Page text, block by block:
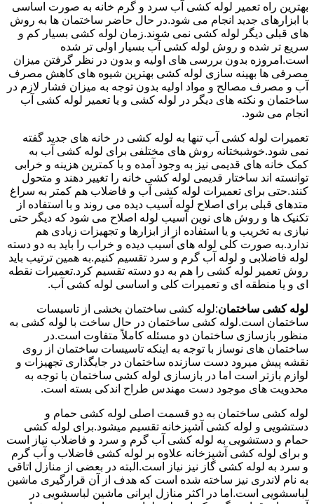
بهترین راه تعمیر لوله کشی آب سرد و گرم خانه به صورت اساسی
با ابزارهای جدید انجام می شود.در حال حاضر ساختمان ها به روش
های قبلی دیگر لوله کشی نمی شوند.زمان لوله کشی بسیار کم و
سریع تر شده و روش لوله کشی آب بسیار اولی تر شده
است.امروزه بدون بررسی های اولیه و بدون در نظر گرفتن میزان
مصرفی ها بهینه سازی لوله کشی بهترین شیوه های کاهش مصرف
آب و مصرف مصالح و مواد اولیه بدون توجه به میزان فشار لازم در
ساختمان و نکته های دیگر در لوله کشی و یا تعمیر لوله کشی آب
انجام می شود.
تعمیرات لوله کشی آب تنها به لوله کشی در خانه های جدید گفته
نمی شود.خوشبختانه روش های مختلفی برای لوله کشی آب به
کمک خانه های قدیمی نیز به وجود آمده و با کمترین هزینه و خرابی
توانسته اند ساختار قدیمی لوله کشی خانه را تغییر دهند و متحول
کنند.حتی برای تعمیرات لوله کشی آب و فاضلاب هم کمتر به سراغ
متدهای قبلی برای اصلاح لوله آسیب دیده می روند و با استفاده از
تکنیک ها و روش های نوین آسیب لوله اصلاح می شود که دیگر حتی
نیازی به تخریب و یا استفاده از از ابزارها و تجهیزات زیادی هم
ندارد.به صورت کلی لوله های آسیب دیده و خراب را باید به دو دسته
لوله فاضلابی و لوله آب گرم و سرد تقسیم کنیم.به همین ترتیب باید
روش تعمیر لوله کشی را هم به دو دسته تقسیم کرد.تعمیرات نقطه
ای و یا منطقه ای و تعمیرات کلی و اساسی لوله کشی آب.
لوله کشی ساختمان:لوله کشی ساختمان بخشی از تاسیسات
ساختمان است.لوله کشی ساختمان در حال ساخت با لوله کشی به
منظور بازسازی ساختمان دو مسئله کاملاً متفاوت است.در
ساختمان های نوساز با توجه به اینکه تاسیسات ساختمان از روی
نقشه پیش میرود دست سازنده ساختمان در جایگذاری تجهیزات و
لوازم بازتر است اما در بازسازی لوله کشی ساختمان با توجه به
محدویت های موجود دست مهندس طراح اندکی بسته است.
لوله کشی ساختمان به دو قسمت اصلی لوله کشی حمام و
دستشویی و لوله کشی آشپزخانه تقسیم میشود.برای لوله کشی
حمام و دستشویی به لوله کشی آب گرم و سرد و فاضلاب نیاز است
و برای لوله کشی آشپزخانه علاوه بر لوله کشی فاضلاب و آب گرم
و سرد به لوله کشی گاز نیز نیاز است.البته در بعضی از منازل اتاقی
به نام لاندری نیز ساخته شده است که هدف از آن قرارگیری ماشین
لباسشویی است.اما در اکثر منازل ایرانی ماشین لباسشویی در